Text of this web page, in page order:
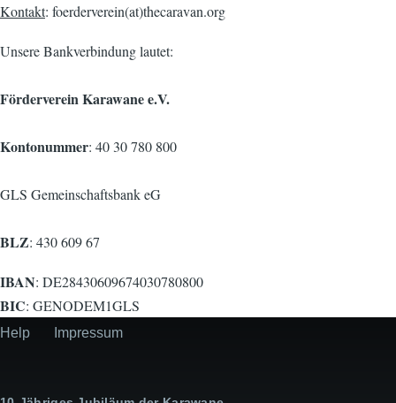
Kontakt: foerderverein(at)thecaravan.org
Unsere Bankverbindung lautet:
Förderverein Karawane e.V.
Kontonummer: 40 30 780 800
GLS Gemeinschaftsbank eG
BLZ: 430 609 67
IBAN: DE28430609674030780800
BIC: GENODEM1GLS
Secondary
Help Impressum